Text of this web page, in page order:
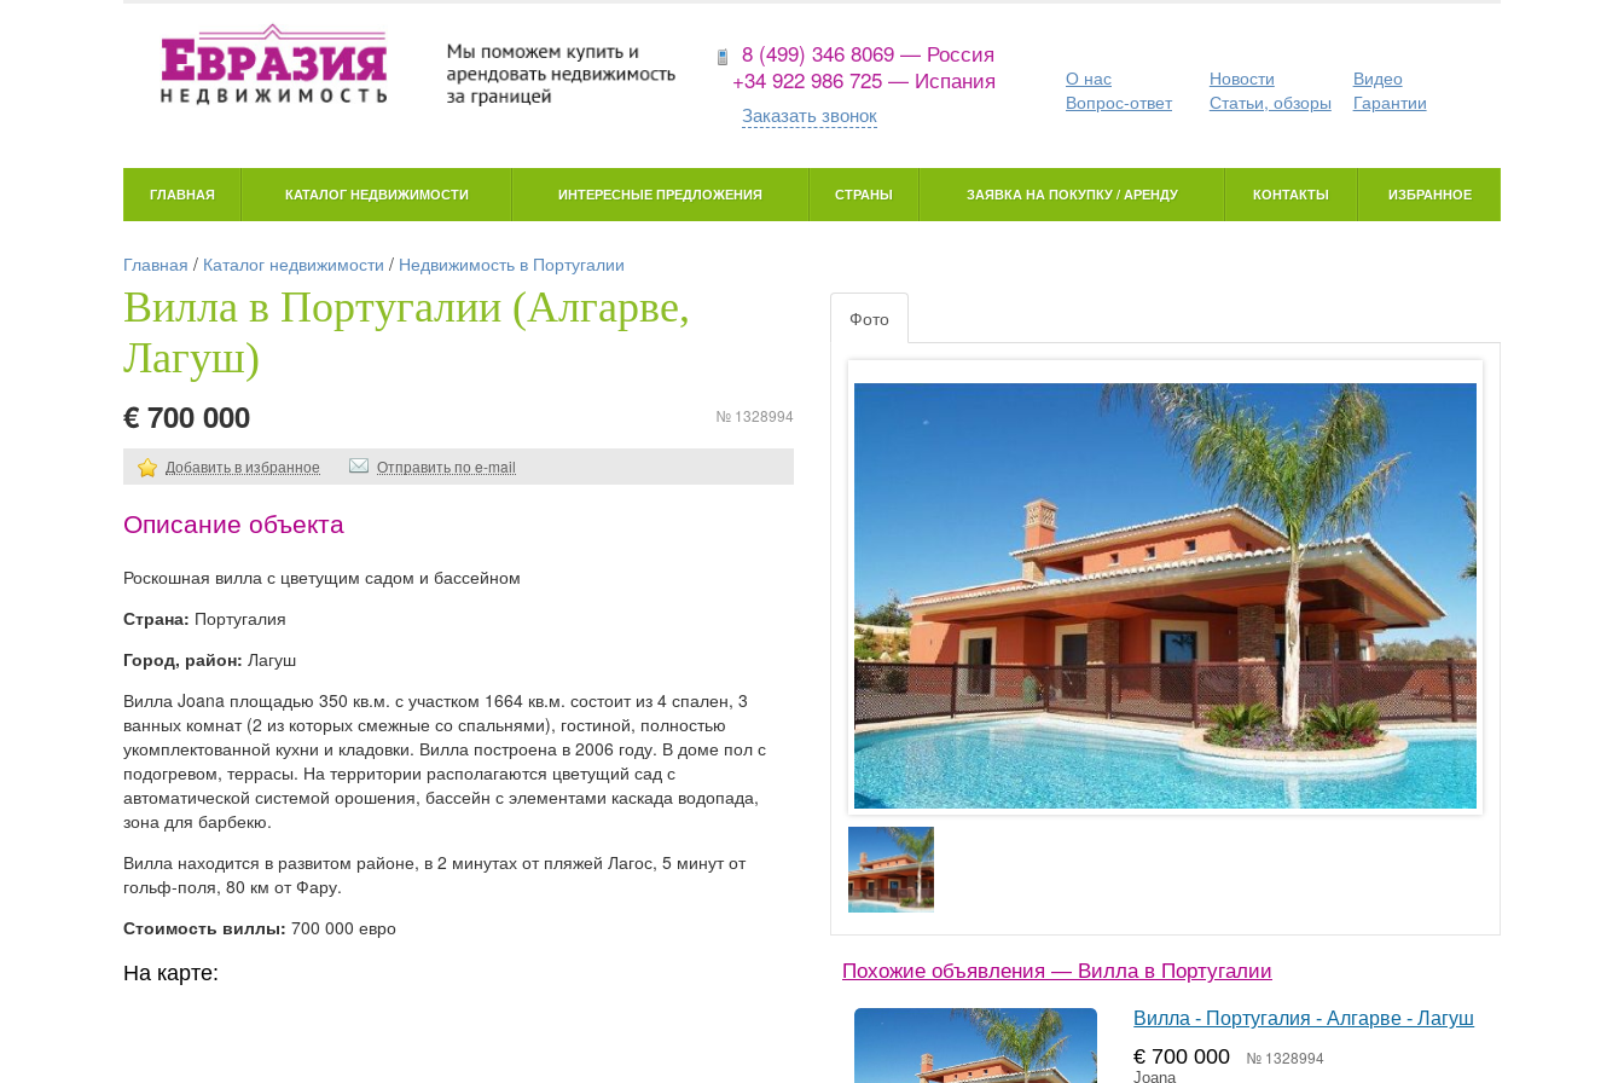
8 (499) 346 8069 — Россия
+34 922 986 725 — Испания
Заказать звонок
О нас Новости
Видео
Вопрос-ответ
Статьи, обзоры Гарантии
ГЛАВНАЯ КАТАЛОГ НЕДВИЖИМОСТИ ИНТЕРЕСНЫЕ ПРЕДЛОЖЕНИЯ СТРАНЫ ЗАЯВКА НА ПОКУПКУ / АРЕНДУ КОНТАКТЫ ИЗБРАННОЕ
Главная / Каталог недвижимости / Недвижимость в Португалии
Вилла в Португалии (Алгарве,
Лагуш)
€ 700 000 № 1328994
Добавить в избранное Отправить по e-mail
Описание объекта
Роскошная вилла с цветущим садом и бассейном
Страна: Португалия
Город, район: Лагуш
Вилла Joana площадью 350 кв.м. с участком 1664 кв.м. состоит из 4 спален, 3
ванных комнат (2 из которых смежные со спальнями), гостиной, полностью
укомплектованной кухни и кладовки. Вилла построена в 2006 году. В доме пол с
подогревом, террасы. На территории располагаются цветущий сад с
автоматической системой орошения, бассейн с элементами каскада водопада,
зона для барбекю.
Вилла находится в развитом районе, в 2 минутах от пляжей Лагос, 5 минут от
гольф-поля, 80 км от Фару.
Стоимость виллы: 700 000 евро
На карте:
Фото
Похожие объявления — Вилла в Португалии
Вилла - Португалия - Алгарве - Лагуш
€ 700 000 № 1328994
Joana